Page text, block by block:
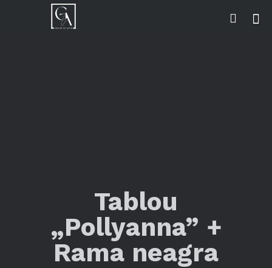
Tablou
„Pollyanna” +
Rama neagra